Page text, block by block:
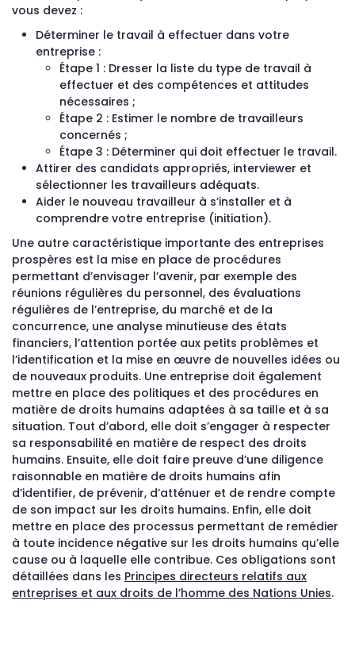
vous devez :
Déterminer le travail à effectuer dans votre
entreprise :
Étape 1 : Dresser la liste du type de travail à
effectuer et des compétences et attitudes
nécessaires ;
Étape 2 : Estimer le nombre de travailleurs
concernés ;
Étape 3 : Déterminer qui doit effectuer le travail.
Attirer des candidats appropriés, interviewer et
sélectionner les travailleurs adéquats.
Aider le nouveau travailleur à s’installer et à
comprendre votre entreprise (initiation).
Une autre caractéristique importante des entreprises
prospères est la mise en place de procédures
permettant d’envisager l’avenir, par exemple des
réunions régulières du personnel, des évaluations
régulières de l’entreprise, du marché et de la
concurrence, une analyse minutieuse des états
financiers, l’attention portée aux petits problèmes et
l’identification et la mise en œuvre de nouvelles idées ou
de nouveaux produits. Une entreprise doit également
mettre en place des politiques et des procédures en
matière de droits humains adaptées à sa taille et à sa
situation. Tout d’abord, elle doit s’engager à respecter
sa responsabilité en matière de respect des droits
humains. Ensuite, elle doit faire preuve d’une diligence
raisonnable en matière de droits humains afin
d’identifier, de prévenir, d’atténuer et de rendre compte
de son impact sur les droits humains. Enfin, elle doit
mettre en place des processus permettant de remédier
à toute incidence négative sur les droits humains qu’elle
cause ou à laquelle elle contribue. Ces obligations sont
détaillées dans les Principes directeurs relatifs aux
entreprises et aux droits de l’homme des Nations Unies.